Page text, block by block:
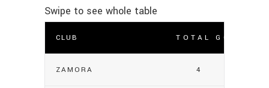
CLUB TOTAL GOLES
ZAMORA 4